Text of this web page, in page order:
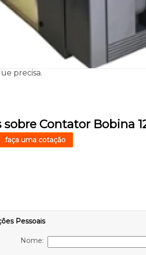
precisa.
sobre Contator Bobina
faça uma cotação
Pessoais
Nome: